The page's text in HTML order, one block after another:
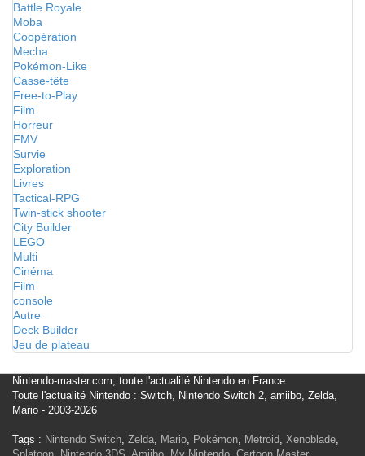
Battle Royale
Moba
Coopération
Mecha
Pokémon-Like
Casse-tête
Free-to-Play
Film
Horreur
FMV
Survie
Exploration
Livres
Tactical-RPG
Twin-stick shooter
City Builder
LEGO
Multi
Cinéma
Film
console
Autre
Deck Builder
Jeu de plateau
Nintendo-master.com, toute l'actualité Nintendo en France
Toute l'actualité Nintendo : Switch, Nintendo Switch 2, amiibo, Zelda,
Mario - 2003-2026
Tags : Nintendo Switch, Zelda, Mario, Pokémon, Metroid, Xenoblade,